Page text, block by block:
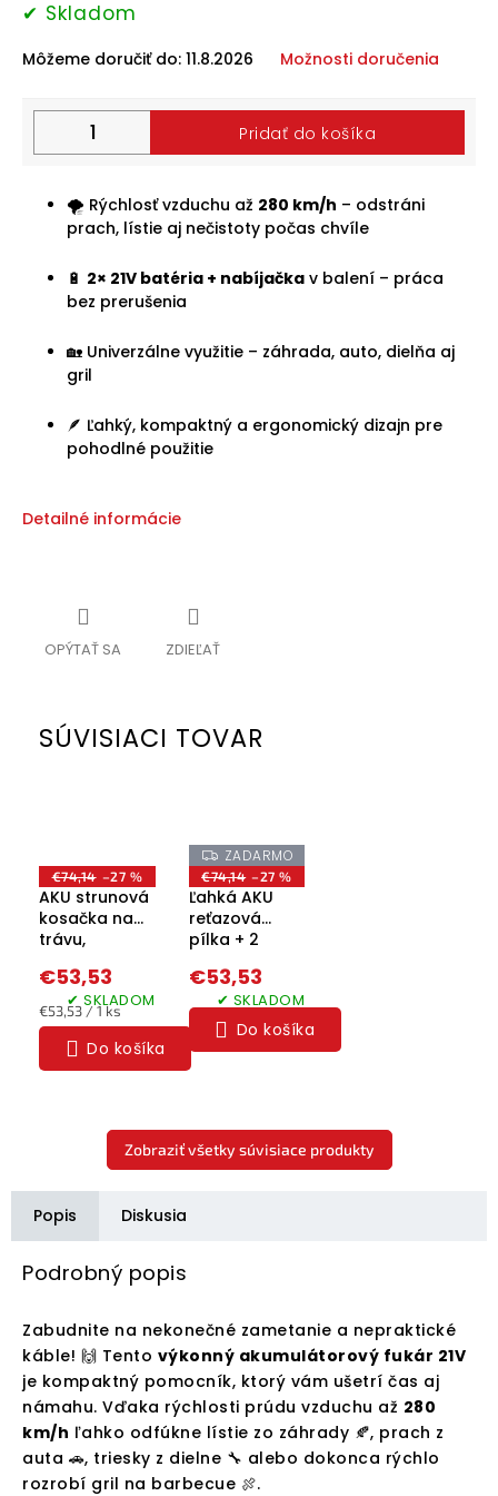
2024
✔ Skladom
Môžeme doručiť do: 11.8.2026 Možnosti doručenia
Pridať do košíka
🌪️ Rýchlosť vzduchu až 280 km/h – odstráni
prach, lístie aj nečistoty počas chvíle
🔋 2× 21V batéria + nabíjačka v balení – práca
bez prerušenia
🏡 Univerzálne využitie – záhrada, auto, dielňa aj
gril
🪶 Ľahký, kompaktný a ergonomický dizajn pre
pohodlné použitie
Detailné informácie
OPÝTAŤ SA ZDIEĽAŤ
SÚVISIACI TOVAR
€74,14 –27 %
AKU strunová
kosačka na
trávu,
2x struna + 2x
batéria 21V
✔ SKLADOM
€53,53
Jednotková
cena:
€53,53 / 1 ks
Do košíka
Z
A
D
A
R
M
O
ZADARMO
€74,14 –27 %
Ľahká AKU
reťazová
pílka + 2
zadarmo + 2
reťaze
zadarmo
✔ SKLADOM
€53,53
Do košíka
Zobraziť všetky súvisiace produkty
Popis Diskusia
Podrobný popis
Zabudnite na nekonečné zametanie a nepraktické
káble! 🙌 Tento výkonný akumulátorový fukár 21V
je kompaktný pomocník, ktorý vám ušetrí čas aj
námahu. Vďaka rýchlosti prúdu vzduchu až 280
km/h ľahko odfúkne lístie zo záhrady 🍂, prach z
auta 🚗, triesky z dielne 🔧 alebo dokonca rýchlo
rozrobí gril na barbecue 🍖.